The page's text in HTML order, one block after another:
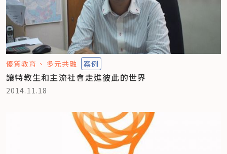
優質教育 多元共融 案例
讓特教生和主流社會走進彼此的世界
2014.11.18